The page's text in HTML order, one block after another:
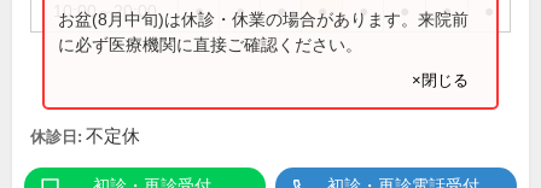
10:00～20:00 ● ● ● ● ● ●
お盆(8月中旬)は休診・休業の場合があります。来院前
に必ず医療機関に直接ご確認ください。
×閉じる
休診日: 不定休